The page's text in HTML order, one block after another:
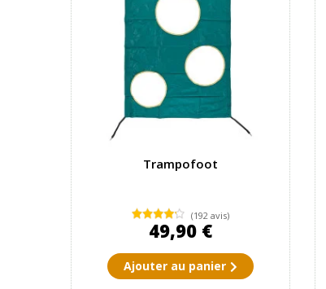
Trampofoot
(192 avis)
49,90 €
Ajouter au panier